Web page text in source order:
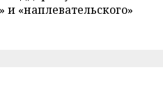
«наплевательского»